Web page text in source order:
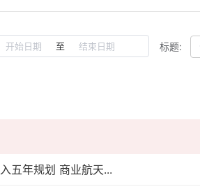
至 标题:
五年规划 商业航天...